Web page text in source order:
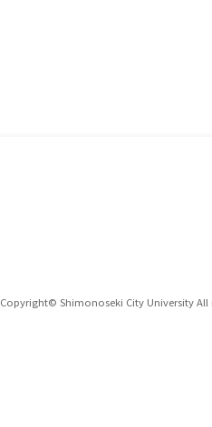
Copyright© Shimonoseki City University All